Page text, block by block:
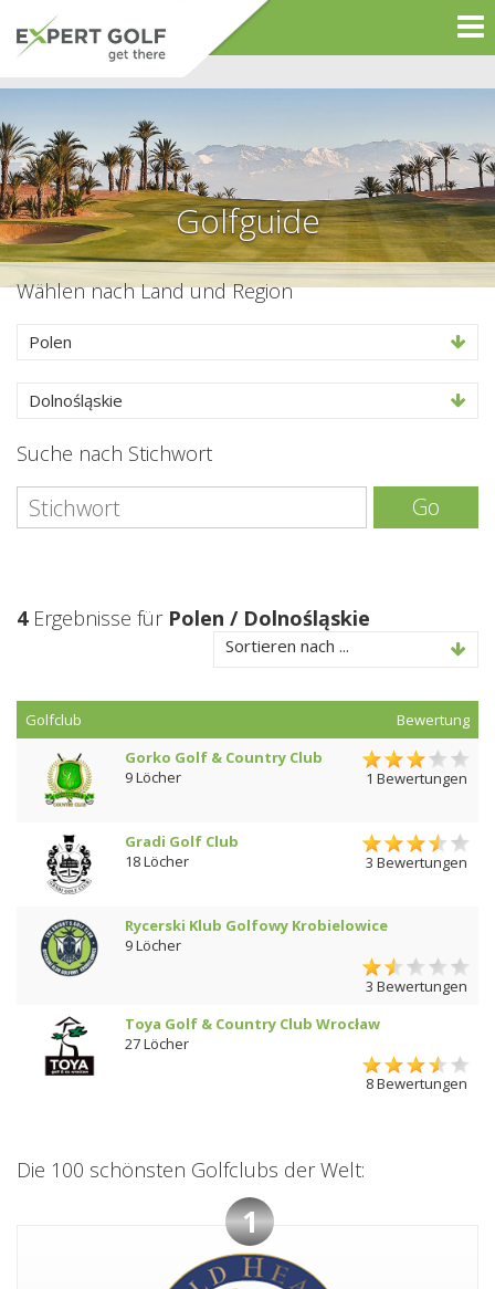
Golfguide
Wählen nach Land und Region
Polen
Dolnośląskie
Suche nach Stichwort
Go
4Ergebnisse für Polen / Dolnośląskie
Sortieren nach ...
Golfclub
Bewertung
Gorko Golf & Country Club
9 Löcher
1 Bewertungen
Gradi Golf Club
18 Löcher
3 Bewertungen
Rycerski Klub Golfowy Krobielowice
9 Löcher
3 Bewertungen
Toya Golf & Country Club Wrocław
27 Löcher
8 Bewertungen
Die 100 schönsten Golfclubs der Welt:
1